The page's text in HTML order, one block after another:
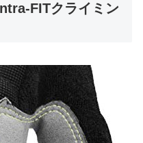
FITクライミン